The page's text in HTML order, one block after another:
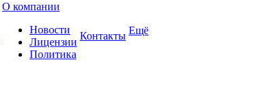
О компании
Новости
Лицензии
Политика
Контакты Ещё